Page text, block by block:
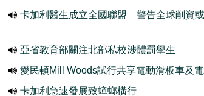
卡加利醫生成立全國聯盟 警告全球削資
亞省教育部關注北部私校涉體罰學生
愛民頓Mill Woods試行共享電動滑板車及
卡加利急速發展致蟑螂橫行